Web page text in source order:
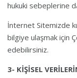
hukuki sebeplerine
İnternet Sitemizde
bilgiye ulaşmak için
edebilirsiniz.
3- KİŞİSEL